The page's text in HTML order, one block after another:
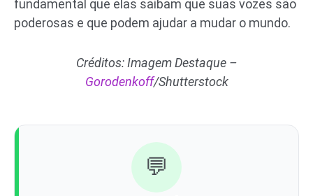
fundamental que elas saibam que suas vozes são
poderosas e que podem ajudar a mudar o mundo.
Créditos: Imagem Destaque –
Gorodenkoff/Shutterstock
💬